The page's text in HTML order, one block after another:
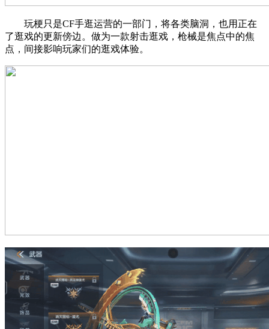
玩梗只是CF手逛运营的一部门，将各类脑洞，也用正在
了逛戏的更新傍边。做为一款射击逛戏，枪械是焦点中的焦
点，间接影响玩家们的逛戏体验。